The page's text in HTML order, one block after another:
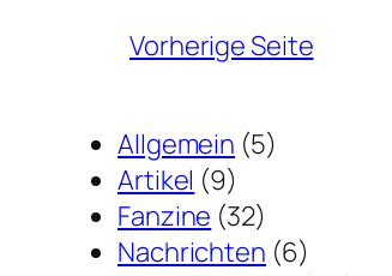
Vorherige Seite
Allgemein (5)
Artikel (9)
Fanzine (32)
Nachrichten (6)